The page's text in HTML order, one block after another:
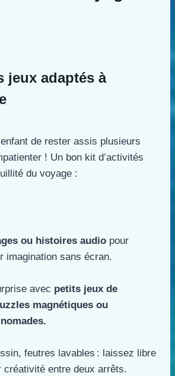
jeux adaptés à
de rester assis plusieurs
! Un bon kit d’activités
du voyage :
ou histoires audio pour
imagination sans écran.
avec petits jeux de
magnétiques ou
feutres lavables : laissez libre
créativité entre deux arrêts.